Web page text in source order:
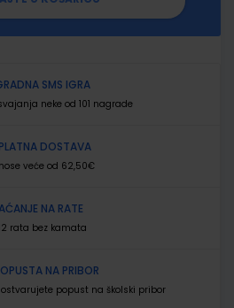
SMS IGRA
neke od 101 nagrade
DOSTAVA
veće od 62,50€
NA RATE
rata bez kamata
NA PRIBOR
popust na školski pribor